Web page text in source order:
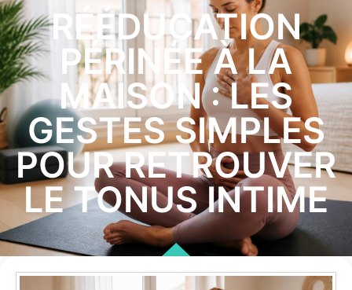
RÉÉDUCATION
PÉRINÉE À LA
MAISON : LES
GESTES SIMPLES
POUR RETROUVER
LE TONUS INTIME